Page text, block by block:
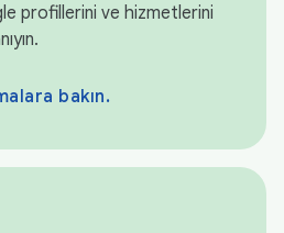
profillerini ve hizmetlerini
bakın.